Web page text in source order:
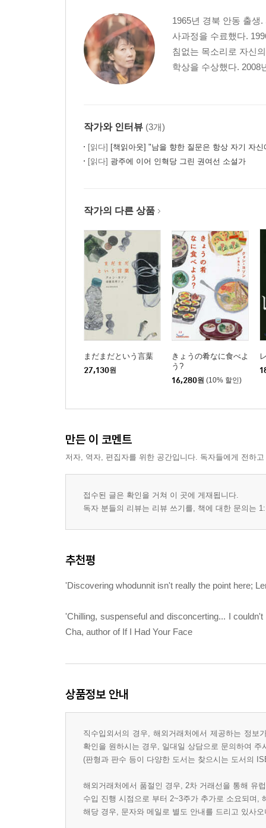
1965년 경북 안동 출생
사과정을 수료했다.
침없는 목소리로 자신
학상을 수상했다. 2008
작가와 인터뷰 (3개)
[읽다] [책읽아웃] "남을 향한 질문은 항상 자기 자신에게 돌아
[읽다] 광주에 이어 인혁당 그린 권여선 소설가
작가의 다른 상품
まだまだという言葉
27,130원
きょうの肴なに食べよ
う?
16,280원 (10% 할인)
만든 이 코멘트
저자, 역자, 편집자를 위한 공간입니다. 독자들에게 전하
접수된 글은 확인을 거쳐 이 곳에 게재됩니다.
독자 분들의 리뷰는 리뷰 쓰기를, 책에 대한 문의는
추천평
'Discovering whodunnit isn't really the point here;
'Chilling, suspenseful and disconcerting... I
Cha, author of If I Had Your Face
상품정보 안내
직수입외서의 경우, 해외거래처에서 제공하는 정
확인을 원하시는 경우, 일대일 상담으로 문의하여 주
(판형과 판수 등이 다양한 도서는 찾으시는 도서의
해외거래처에서 품절인 경우, 2차 거래선을 통해 유
수입 진행 시점으로 부터 2~3주가 추가로 소요되며,
해당 경우, 문자와 메일로 별도 안내를 드리고 있사